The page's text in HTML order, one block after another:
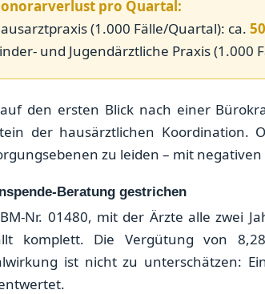
pro Quartal:
(1.000 Fälle/Quartal): ca.
und Jugendärztliche Praxis (1.000
den ersten Blick nach einer
der hausärztlichen Koordination.
zu leiden – mit
Beratung gestrichen
Nr. 01480, mit der Ärzte alle zwei
komplett. Die Vergütung von
ist nicht zu unterschätzen: